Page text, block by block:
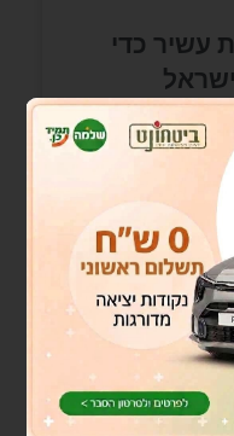
עשיר כדי
"עשירים"
שנה ..עצמאי וגם
את חוק ההסדרים